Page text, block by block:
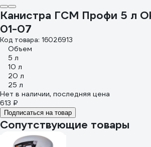
Канистра ГСМ Профи 5 л
01-07
Код товара: 16026913
Объем
5 л
10 л
20 л
25 л
Нет в наличии, последняя цена
613 ₽
Подписаться на товар
Сопутствующие товары